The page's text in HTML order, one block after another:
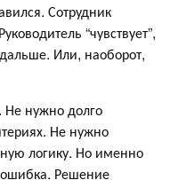
Сотрудник
“чувствует”,
Или, наоборот,
Не нужно долго
Не нужно
логику. Но именно
ошибка. Решение